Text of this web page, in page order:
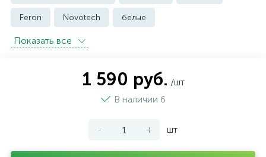
Feron Novotech белые
встраиваемые трековые
модульные трековые подвесные трековые
светильники для модульной системы
Показать всe
1 590 руб. /шт
В наличии 6
- + шт